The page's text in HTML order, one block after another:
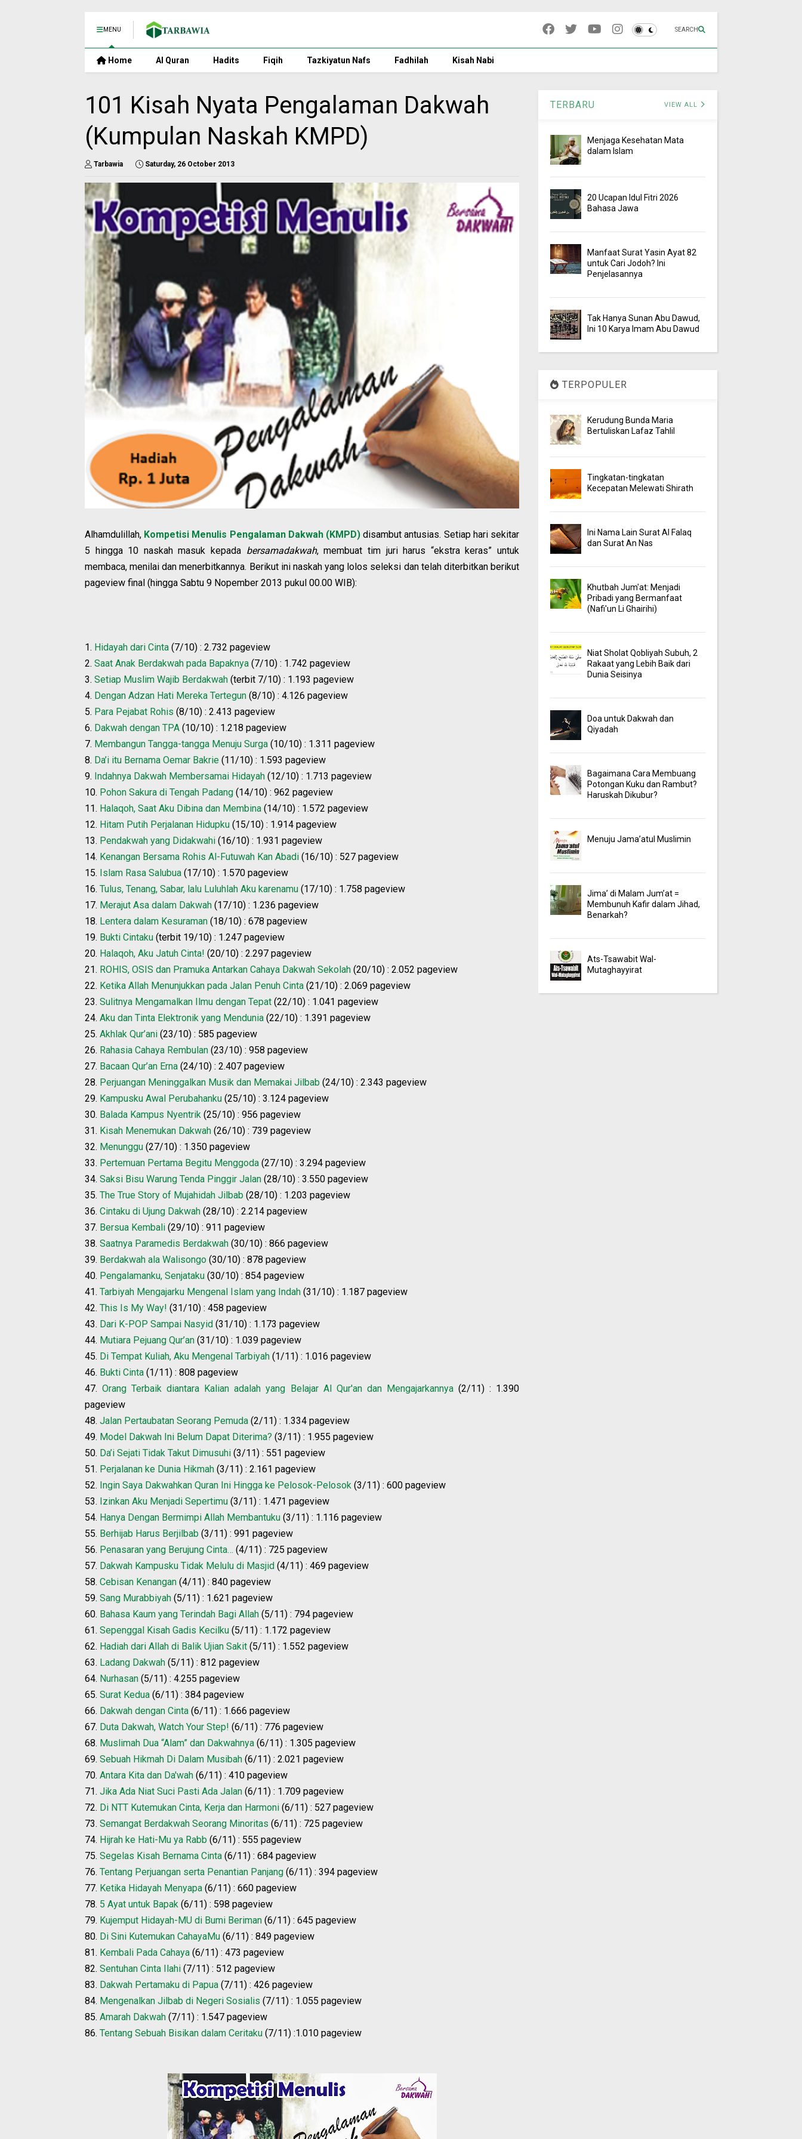
MENU SEARCH
Home Al Quran Hadits Fiqih Tazkiyatun Nafs Fadhilah Kisah Nabi
101 Kisah Nyata Pengalaman Dakwah
(Kumpulan Naskah KMPD)
Tarbawia Saturday, 26 October 2013
Alhamdulillah, Kompetisi Menulis Pengalaman Dakwah (KMPD) disambut antusias. Setiap hari sekitar
5 hingga 10 naskah masuk kepada bersamadakwah, membuat tim juri harus “ekstra keras” untuk
membaca, menilai dan menerbitkannya. Berikut ini naskah yang lolos seleksi dan telah diterbitkan berikut
pageview final (hingga Sabtu 9 Nopember 2013 pukul 00.00 WIB):
1. Hidayah dari Cinta (7/10) : 2.732 pageview
2. Saat Anak Berdakwah pada Bapaknya (7/10) : 1.742 pageview
3. Setiap Muslim Wajib Berdakwah (terbit 7/10) : 1.193 pageview
4. Dengan Adzan Hati Mereka Tertegun (8/10) : 4.126 pageview
5. Para Pejabat Rohis (8/10) : 2.413 pageview
6. Dakwah dengan TPA (10/10) : 1.218 pageview
7. Membangun Tangga-tangga Menuju Surga (10/10) : 1.311 pageview
8. Da’i itu Bernama Oemar Bakrie (11/10) : 1.593 pageview
9. Indahnya Dakwah Membersamai Hidayah (12/10) : 1.713 pageview
10. Pohon Sakura di Tengah Padang (14/10) : 962 pageview
11. Halaqoh, Saat Aku Dibina dan Membina (14/10) : 1.572 pageview
12. Hitam Putih Perjalanan Hidupku (15/10) : 1.914 pageview
13. Pendakwah yang Didakwahi (16/10) : 1.931 pageview
14. Kenangan Bersama Rohis Al-Futuwah Kan Abadi (16/10) : 527 pageview
15. Islam Rasa Salubua (17/10) : 1.570 pageview
16. Tulus, Tenang, Sabar, lalu Luluhlah Aku karenamu (17/10) : 1.758 pageview
17. Merajut Asa dalam Dakwah (17/10) : 1.236 pageview
18. Lentera dalam Kesuraman (18/10) : 678 pageview
19. Bukti Cintaku (terbit 19/10) : 1.247 pageview
20. Halaqoh, Aku Jatuh Cinta! (20/10) : 2.297 pageview
21. ROHIS, OSIS dan Pramuka Antarkan Cahaya Dakwah Sekolah (20/10) : 2.052 pageview
22. Ketika Allah Menunjukkan pada Jalan Penuh Cinta (21/10) : 2.069 pageview
23. Sulitnya Mengamalkan Ilmu dengan Tepat (22/10) : 1.041 pageview
24. Aku dan Tinta Elektronik yang Mendunia (22/10) : 1.391 pageview
25. Akhlak Qur’ani (23/10) : 585 pageview
26. Rahasia Cahaya Rembulan (23/10) : 958 pageview
27. Bacaan Qur’an Erna (24/10) : 2.407 pageview
28. Perjuangan Meninggalkan Musik dan Memakai Jilbab (24/10) : 2.343 pageview
29. Kampusku Awal Perubahanku (25/10) : 3.124 pageview
30. Balada Kampus Nyentrik (25/10) : 956 pageview
31. Kisah Menemukan Dakwah (26/10) : 739 pageview
32. Menunggu (27/10) : 1.350 pageview
33. Pertemuan Pertama Begitu Menggoda (27/10) : 3.294 pageview
34. Saksi Bisu Warung Tenda Pinggir Jalan (28/10) : 3.550 pageview
35. The True Story of Mujahidah Jilbab (28/10) : 1.203 pageview
36. Cintaku di Ujung Dakwah (28/10) : 2.214 pageview
37. Bersua Kembali (29/10) : 911 pageview
38. Saatnya Paramedis Berdakwah (30/10) : 866 pageview
39. Berdakwah ala Walisongo (30/10) : 878 pageview
40. Pengalamanku, Senjataku (30/10) : 854 pageview
41. Tarbiyah Mengajarku Mengenal Islam yang Indah (31/10) : 1.187 pageview
42. This Is My Way! (31/10) : 458 pageview
43. Dari K-POP Sampai Nasyid (31/10) : 1.173 pageview
44. Mutiara Pejuang Qur’an (31/10) : 1.039 pageview
45. Di Tempat Kuliah, Aku Mengenal Tarbiyah (1/11) : 1.016 pageview
46. Bukti Cinta (1/11) : 808 pageview
47.Orang Terbaik diantara Kalian adalah yang Belajar Al Qur'an dan Mengajarkannya(2/11) : 1.390
pageview
48. Jalan Pertaubatan Seorang Pemuda (2/11) : 1.334 pageview
49. Model Dakwah Ini Belum Dapat Diterima? (3/11) : 1.955 pageview
50. Da’i Sejati Tidak Takut Dimusuhi (3/11) : 551 pageview
51. Perjalanan ke Dunia Hikmah (3/11) : 2.161 pageview
52. Ingin Saya Dakwahkan Quran Ini Hingga ke Pelosok-Pelosok (3/11) : 600 pageview
53. Izinkan Aku Menjadi Sepertimu (3/11) : 1.471 pageview
54. Hanya Dengan Bermimpi Allah Membantuku (3/11) : 1.116 pageview
55. Berhijab Harus Berjilbab (3/11) : 991 pageview
56. Penasaran yang Berujung Cinta… (4/11) : 725 pageview
57. Dakwah Kampusku Tidak Melulu di Masjid (4/11) : 469 pageview
58. Cebisan Kenangan (4/11) : 840 pageview
59. Sang Murabbiyah (5/11) : 1.621 pageview
60. Bahasa Kaum yang Terindah Bagi Allah (5/11) : 794 pageview
61. Sepenggal Kisah Gadis Kecilku (5/11) : 1.172 pageview
62. Hadiah dari Allah di Balik Ujian Sakit (5/11) : 1.552 pageview
63. Ladang Dakwah (5/11) : 812 pageview
64. Nurhasan (5/11) : 4.255 pageview
65. Surat Kedua (6/11) : 384 pageview
66. Dakwah dengan Cinta (6/11) : 1.666 pageview
67. Duta Dakwah, Watch Your Step! (6/11) : 776 pageview
68. Muslimah Dua “Alam” dan Dakwahnya (6/11) : 1.305 pageview
69. Sebuah Hikmah Di Dalam Musibah (6/11) : 2.021 pageview
70. Antara Kita dan Da'wah (6/11) : 410 pageview
71. Jika Ada Niat Suci Pasti Ada Jalan (6/11) : 1.709 pageview
72. Di NTT Kutemukan Cinta, Kerja dan Harmoni (6/11) : 527 pageview
73. Semangat Berdakwah Seorang Minoritas (6/11) : 725 pageview
74. Hijrah ke Hati-Mu ya Rabb (6/11) : 555 pageview
75. Segelas Kisah Bernama Cinta (6/11) : 684 pageview
76. Tentang Perjuangan serta Penantian Panjang (6/11) : 394 pageview
77. Ketika Hidayah Menyapa (6/11) : 660 pageview
78. 5 Ayat untuk Bapak (6/11) : 598 pageview
79. Kujemput Hidayah-MU di Bumi Beriman (6/11) : 645 pageview
80. Di Sini Kutemukan CahayaMu (6/11) : 849 pageview
81. Kembali Pada Cahaya (6/11) : 473 pageview
82. Sentuhan Cinta Ilahi (7/11) : 512 pageview
83. Dakwah Pertamaku di Papua (7/11) : 426 pageview
84. Mengenalkan Jilbab di Negeri Sosialis (7/11) : 1.055 pageview
85. Amarah Dakwah (7/11) : 1.547 pageview
86. Tentang Sebuah Bisikan dalam Ceritaku (7/11) :1.010 pageview
TERBARU VIEW ALL
Menjaga Kesehatan Mata
dalam Islam
20 Ucapan Idul Fitri 2026
Bahasa Jawa
Manfaat Surat Yasin Ayat 82
untuk Cari Jodoh? Ini
Penjelasannya
Tak Hanya Sunan Abu Dawud,
Ini 10 Karya Imam Abu Dawud
TERPOPULER
Kerudung Bunda Maria
Bertuliskan Lafaz Tahlil
Tingkatan-tingkatan
Kecepatan Melewati Shirath
Ini Nama Lain Surat Al Falaq
dan Surat An Nas
Khutbah Jum'at: Menjadi
Pribadi yang Bermanfaat
(Nafi'un Li Ghairihi)
Niat Sholat Qobliyah Subuh, 2
Rakaat yang Lebih Baik dari
Dunia Seisinya
Doa untuk Dakwah dan
Qiyadah
Bagaimana Cara Membuang
Potongan Kuku dan Rambut?
Haruskah Dikubur?
Menuju Jama’atul Muslimin
Jima’ di Malam Jum’at =
Membunuh Kafir dalam Jihad,
Benarkah?
Ats-Tsawabit Wal-
Mutaghayyirat